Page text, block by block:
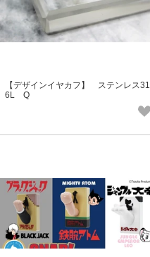
【デザインイヤカフ】 ステンレス31
6L Q